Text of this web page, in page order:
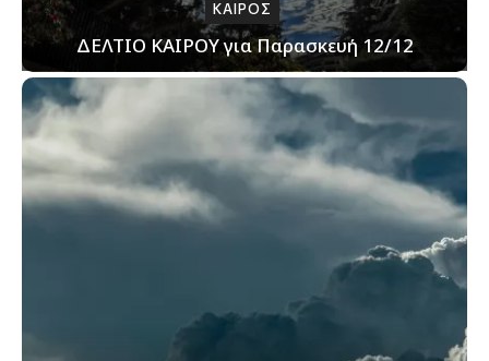
ΚΑΙΡΟΣ
ΔΕΛΤΙΟ ΚΑΙΡΟΥ για Παρασκευή 12/12